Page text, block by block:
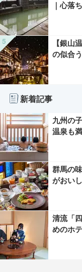
｜心落
【銀山
の似合
新着記事
九州の
温泉も
群馬の
がおい
清流「
めのホ